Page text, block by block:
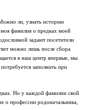
ли, узнать историю
фамилия о предках моей
задают посетители
можно лишь после сбора
в наш центр впервые, мы
потребуется заполнить при
Но у каждой фамилии свой
о профессии родоначальника,